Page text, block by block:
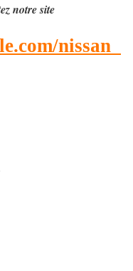
notre site
nissan_